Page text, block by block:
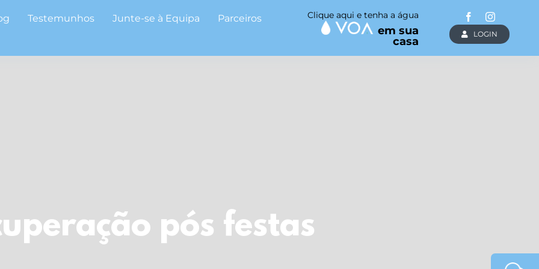
Testemunhos Junte-se à Equipa Parceiros Clique aqui e tenha a água
em sua
casa
LOGIN
pós festas